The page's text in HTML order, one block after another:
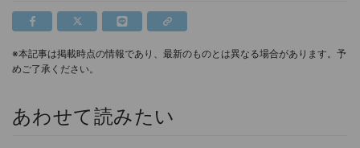
※本記事は掲載時点の情報であり、最新のものとは異なる場合があります。予
めご了承ください。
あわせて読みたい